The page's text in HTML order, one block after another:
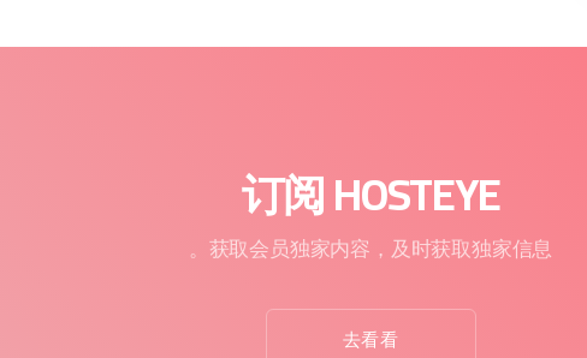
订阅 HOSTEYE
获取会员独家内容，及时获取独家信息。
去看看